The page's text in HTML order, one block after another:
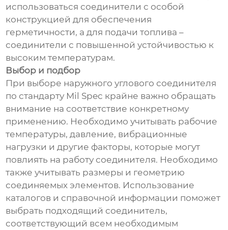
использоваться соединители с особой
конструкцией для обеспечения
герметичности, а для подачи топлива –
соединители с повышенной устойчивостью к
высоким температурам.
Выбор и подбор
При выборе наружного углового соединителя
по стандарту Mil Spec крайне важно обращать
внимание на соответствие конкретному
применению. Необходимо учитывать рабочие
температуры, давление, вибрационные
нагрузки и другие факторы, которые могут
повлиять на работу соединителя. Необходимо
также учитывать размеры и геометрию
соединяемых элементов. Использование
каталогов и справочной информации поможет
выбрать подходящий соединитель,
соответствующий всем необходимым